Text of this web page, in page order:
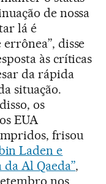
de nossa
lá é
disse
às críticas
da rápida
situação.
os
EUA
frisou
Laden e
Al Qaeda”,
nos